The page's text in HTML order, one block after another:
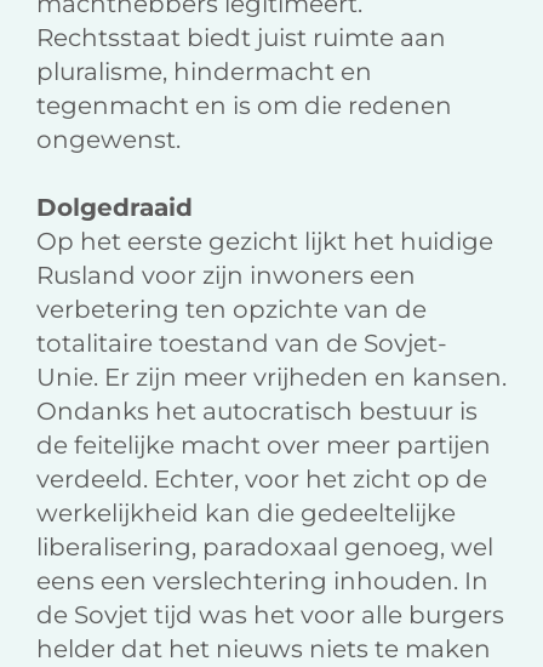
Rechtsstaat biedt juist ruimte aan
pluralisme, hindermacht en
tegenmacht en is om die redenen
ongewenst.
Dolgedraaid
Op het eerste gezicht lijkt het huidige
Rusland voor zijn inwoners een
verbetering ten opzichte van de
totalitaire toestand van de Sovjet-
Unie. Er zijn meer vrijheden en kansen.
Ondanks het autocratisch bestuur is
de feitelijke macht over meer partijen
verdeeld. Echter, voor het zicht op de
werkelijkheid kan die gedeeltelijke
liberalisering, paradoxaal genoeg, wel
eens een verslechtering inhouden. In
de Sovjet tijd was het voor alle burgers
helder dat het nieuws niets te maken